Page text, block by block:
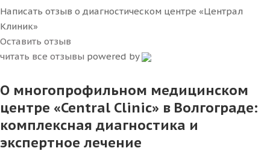
Написать отзыв о диагностическом центре «Централ
Клиник»
Оставить отзыв
читать все отзывы powered by
О многопрофильном медицинском
центре «Central Clinic» в Волгограде:
комплексная диагностика и
экспертное лечение